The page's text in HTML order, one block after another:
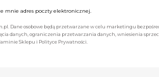
mnie adres poczty elektronicznej.
Dane osobowe będą przetwarzane w celu marketingu
danych, ograniczenia przetwarzania danych, wniesienia
Sklepu i Polityce Prywatności.